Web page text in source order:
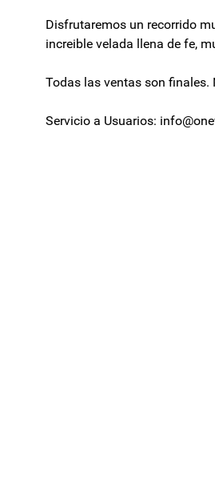
Disfrutaremos un recorrido
increible velada llena de fe,
Todas las ventas son finales.
Servicio a Usuarios: